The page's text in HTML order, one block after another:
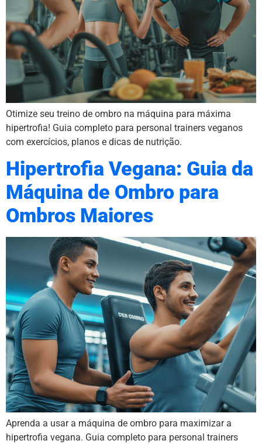
Otimize seu treino de ombro na máquina para máxima
hipertrofia! Guia completo para personal trainers veganos
com exercícios, planos e dicas de nutrição.
Hipertrofia Vegana: Guia da
Máquina de Ombro para
Ombros Maiores
Aprenda a usar a máquina de ombro para maximizar a
hipertrofia vegana. Guia completo para personal trainers